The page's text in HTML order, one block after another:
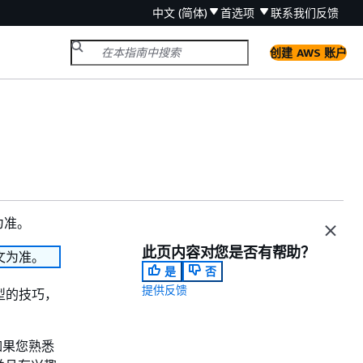
中文 (简体) 首选项 联系我们反馈
创建 AWS 账户
。
准。
技巧，
您熟悉
此页内容对您是否有帮助？
是
否
提供反馈